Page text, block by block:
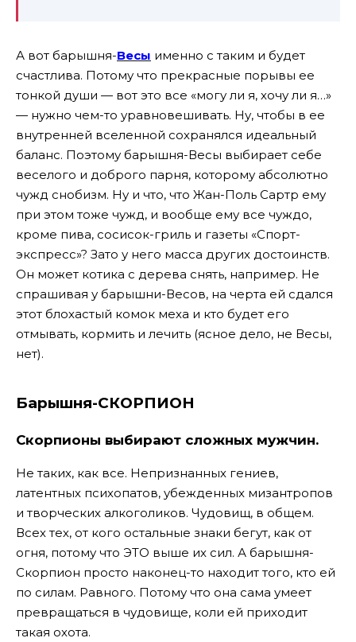
А вот барышня-Весы именно с таким и будет
счастлива. Потому что прекрасные порывы ее
тонкой души — вот это все «могу ли я, хочу ли я…»
— нужно чем-то уравновешивать. Ну, чтобы в ее
внутренней вселенной сохранялся идеальный
баланс. Поэтому барышня-Весы выбирает себе
веселого и доброго парня, которому абсолютно
чужд снобизм. Ну и что, что Жан-Поль Сартр ему
при этом тоже чужд, и вообще ему все чуждо,
кроме пива, сосисок-гриль и газеты «Спорт-
экспресс»? Зато у него масса других достоинств.
Он может котика с дерева снять, например. Не
спрашивая у барышни-Весов, на черта ей сдался
этот блохастый комок меха и кто будет его
отмывать, кормить и лечить (ясное дело, не Весы,
нет).
Барышня-СКОРПИОН
Скорпионы выбирают сложных мужчин.
Не таких, как все. Непризнанных гениев,
латентных психопатов, убежденных мизантропов
и творческих алкоголиков. Чудовищ, в общем.
Всех тех, от кого остальные знаки бегут, как от
огня, потому что ЭТО выше их сил. А барышня-
Скорпион просто наконец-то находит того, кто ей
по силам. Равного. Потому что она сама умеет
превращаться в чудовище, коли ей приходит
такая охота.